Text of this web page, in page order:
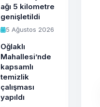
ağı 5 kilometre
genişletildi
5 Ağustos 2026
Oğlaklı
Mahallesi’nde
kapsamlı
temizlik
çalışması
yapıldı